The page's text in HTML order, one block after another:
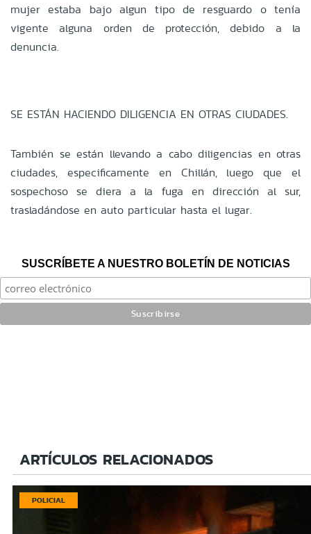
mujer estaba bajo algun tipo de resguardo o tenía
vigente alguna orden de protección, debido a la
denuncia.
SE ESTÁN HACIENDO DILIGENCIA EN OTRAS CIUDADES.
También se están llevando a cabo diligencias en otras
ciudades, especificamente en Chillán, luego que el
sospechoso se diera a la fuga en dirección al sur,
trasladándose en auto particular hasta el lugar.
SUSCRÍBETE A NUESTRO BOLETÍN DE NOTICIAS
ARTÍCULOS RELACIONADOS
POLICIAL